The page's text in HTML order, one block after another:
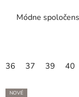
Módne
36 37 39 40
NOVÉ